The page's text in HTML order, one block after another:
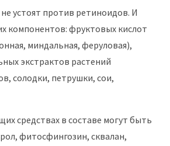
устоят против ретиноидов. И
компонентов: фруктовых кислот
миндальная, феруловая),
экстрактов растений
солодки, петрушки, сои,
средствах в составе могут быть
фитосфингозин, сквалан,